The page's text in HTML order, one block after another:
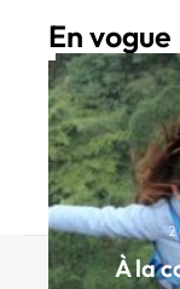
En vogue
2
À la